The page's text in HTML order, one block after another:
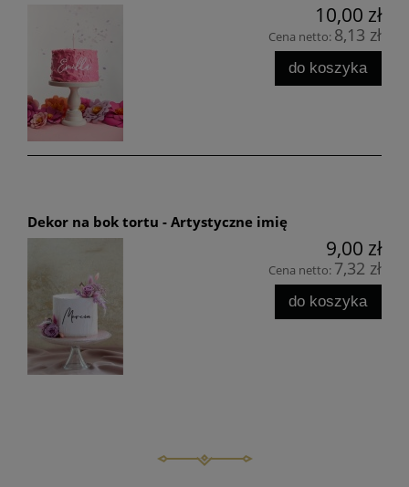
10,00 zł
Cena netto: 8,13 zł
do koszyka
Dekor na bok tortu - Artystyczne imię
9,00 zł
Cena netto: 7,32 zł
do koszyka